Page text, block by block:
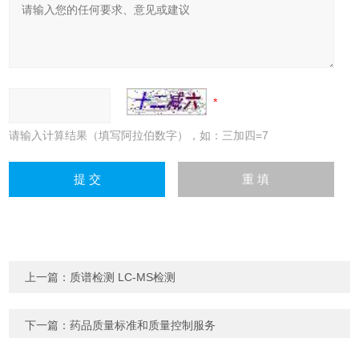
请输入计算结果（填写阿拉伯数字），如：三加四=7
上一篇： 质谱检测 LC-MS检测
下一篇：药品质量标准和质量控制服务